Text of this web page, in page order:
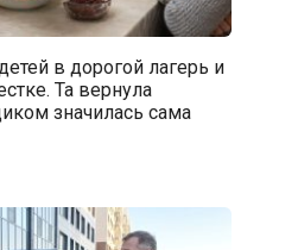
в дорогой лагерь и
Та вернула
значилась сама